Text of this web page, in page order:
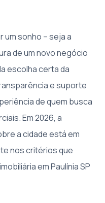
um sonho – seja a
de um novo negócio
escolha certa da
e suporte
de quem busca
Em 2026, a
a cidade está em
nos critérios que
em Paulínia SP